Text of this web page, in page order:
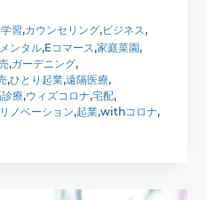
習,カウンセリング,ビジネス ,
メンタル,Eコマース ,家庭菜園,
,ガーデニング,
,ひとり起業,遠隔医療,
療,ウィズコロナ,宅配,
リノベーション,起業,withコロナ,